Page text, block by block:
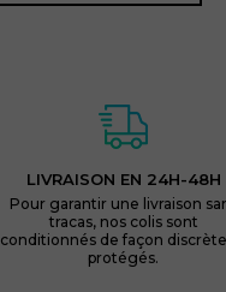
LIVRAISON EN 24H-48H
Pour garantir une livraison
tracas, nos colis sont
conditionnés de façon
protégés.